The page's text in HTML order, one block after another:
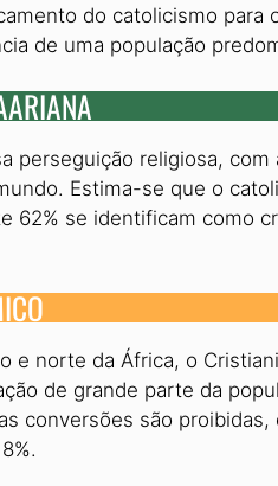
do catolicismo
de uma população
perseguição religiosa,
Estima-se que o
62% se identificam como
e norte da África, o
de grande parte da
conversões são